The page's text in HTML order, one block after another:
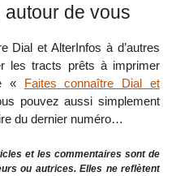
de vous
Dial et AlterInfos à d’autres
les tracts prêts à imprimer
« Faites connaître Dial et
pouvez aussi simplement
du dernier numéro…
et les commentaires sont de
ou autrices. Elles ne reflètent